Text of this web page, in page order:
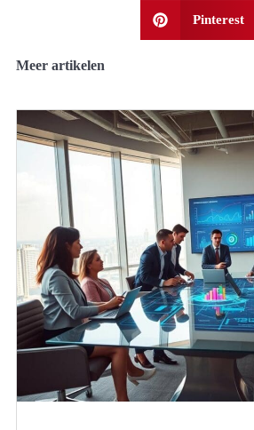
Pinterest
Meer artikelen